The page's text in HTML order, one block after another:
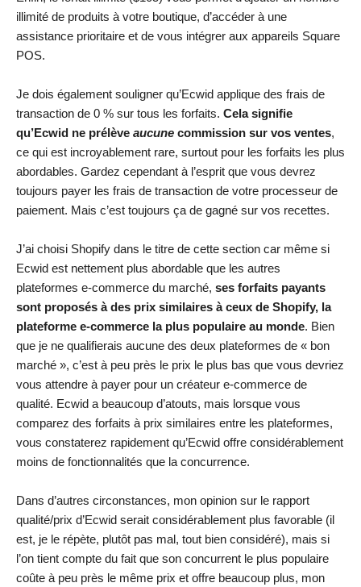
illimité de produits à votre boutique, d’accéder à une
assistance prioritaire et de vous intégrer aux appareils Square
POS.
Je dois également souligner qu’Ecwid applique des frais de
transaction de 0 % sur tous les forfaits. Cela signifie
qu’Ecwid ne prélève aucune commission sur vos ventes,
ce qui est incroyablement rare, surtout pour les forfaits les plus
abordables. Gardez cependant à l’esprit que vous devrez
toujours payer les frais de transaction de votre processeur de
paiement. Mais c’est toujours ça de gagné sur vos recettes.
J’ai choisi Shopify dans le titre de cette section car même si
Ecwid est nettement plus abordable que les autres
plateformes e-commerce du marché, ses forfaits payants
sont proposés à des prix similaires à ceux de Shopify, la
plateforme e-commerce la plus populaire au monde. Bien
que je ne qualifierais aucune des deux plateformes de « bon
marché », c’est à peu près le prix le plus bas que vous devriez
vous attendre à payer pour un créateur e-commerce de
qualité. Ecwid a beaucoup d’atouts, mais lorsque vous
comparez des forfaits à prix similaires entre les plateformes,
vous constaterez rapidement qu’Ecwid offre considérablement
moins de fonctionnalités que la concurrence.
Dans d’autres circonstances, mon opinion sur le rapport
qualité/prix d’Ecwid serait considérablement plus favorable (il
est, je le répète, plutôt pas mal, tout bien considéré), mais si
l’on tient compte du fait que son concurrent le plus populaire
coûte à peu près le même prix et offre beaucoup plus, mon